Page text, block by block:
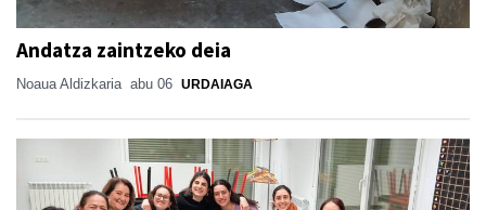
Andatza zaintzeko deia
Noaua Aldizkaria abu 06 URDAIAGA